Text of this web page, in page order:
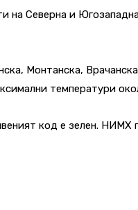
на Северна и
Монтанска,
температури
код е зелен. НИМХ